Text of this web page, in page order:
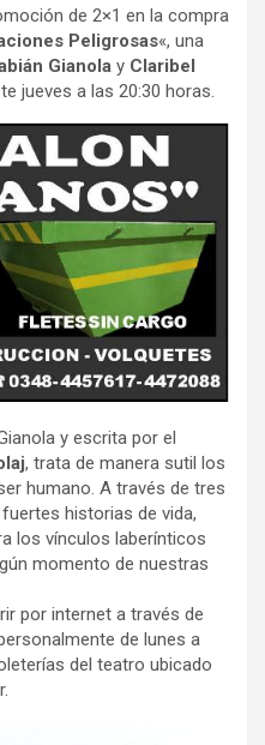
de 2×1 en la compra
Peligrosas«, una
Gianola y Claribel
jueves a las 20:30 horas.
y escrita por el
, trata de manera sutil los
humano. A través de tres
historias de vida,
los vínculos laberínticos
momento de nuestras
por internet a través de
de lunes a
del teatro ubicado